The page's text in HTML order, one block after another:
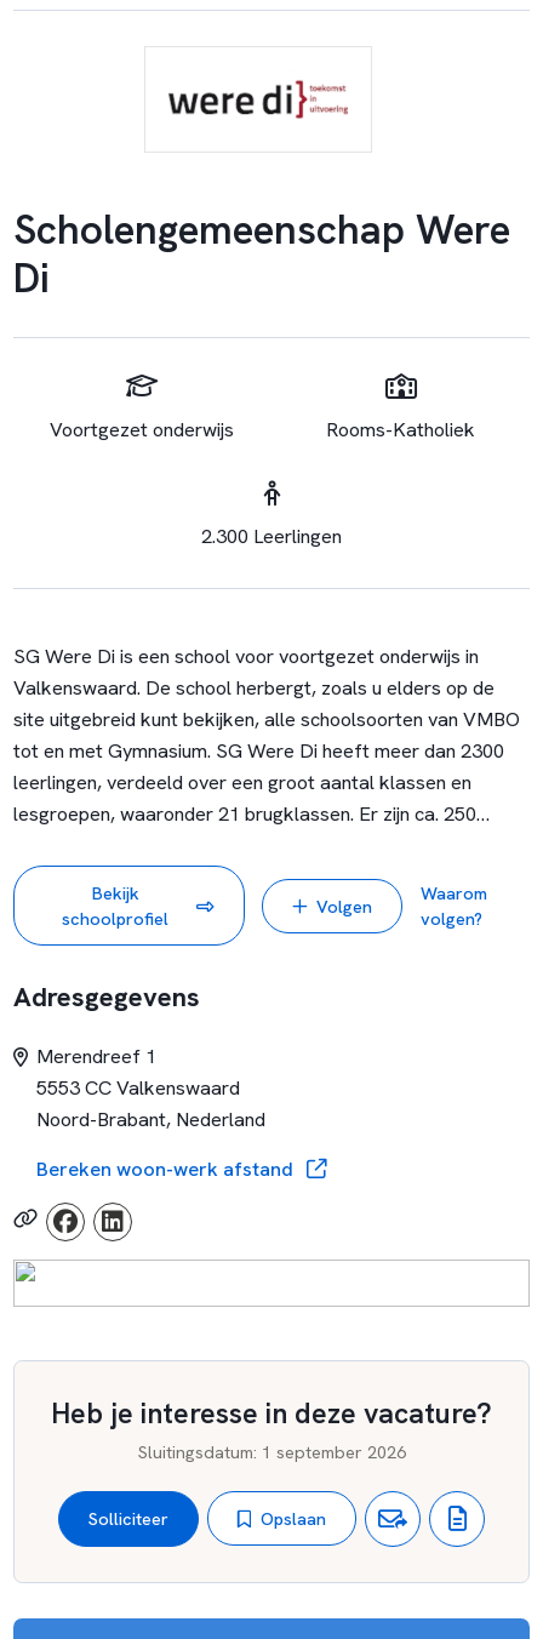
Scholengemeenschap Were
Di
Voortgezet onderwijs Rooms-Katholiek
2.300 Leerlingen
SG Were Di is een school voor voortgezet onderwijs in
Valkenswaard. De school herbergt, zoals u elders op de
site uitgebreid kunt bekijken, alle schoolsoorten van VMBO
tot en met Gymnasium. SG Were Di heeft meer dan 2300
leerlingen, verdeeld over een groot aantal klassen en
lesgroepen, waaronder 21 brugklassen. Er zijn ca. 250
Bekijk
schoolprofiel
Volgen
Waarom
volgen?
Adresgegevens
Merendreef 1
5553 CC Valkenswaard
Noord-Brabant, Nederland
Bereken woon-werk afstand
Heb je interesse in deze vacature?
Sluitingsdatum: 1 september 2026
Solliciteer Opslaan